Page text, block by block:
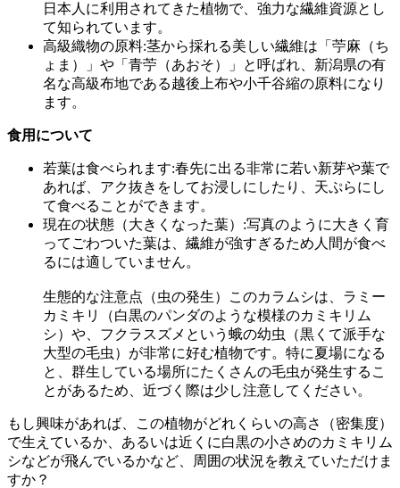
日本人に利用されてきた植物で、強力な繊維資源とし
て知られています。
高級織物の原料:茎から採れる美しい繊維は「苧麻（ち
ょま）」や「青苧（あおそ）」と呼ばれ、新潟県の有
名な高級布地である越後上布や小千谷縮の原料になり
ます。
食用について
若葉は食べられます:春先に出る非常に若い新芽や葉で
あれば、アク抜きをしてお浸しにしたり、天ぷらにし
て食べることができます。
現在の状態（大きくなった葉）:写真のように大きく育
ってごわついた葉は、繊維が強すぎるため人間が食べ
るには適していません。
生態的な注意点（虫の発生）このカラムシは、ラミー
カミキリ（白黒のパンダのような模様のカミキリム
シ）や、フクラスズメという蛾の幼虫（黒くて派手な
大型の毛虫）が非常に好む植物です。特に夏場になる
と、群生している場所にたくさんの毛虫が発生するこ
とがあるため、近づく際は少し注意してください。
もし興味があれば、この植物がどれくらいの高さ（密集度）
で生えているか、あるいは近くに白黒の小さめのカミキリム
シなどが飛んでいるかなど、周囲の状況を教えていただけま
すか？